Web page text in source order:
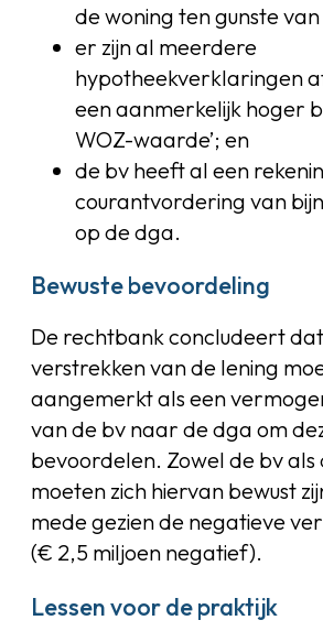
de woning ten gunste
er zijn al meerdere
hypotheekverklaringen
een aanmerkelijk hoger
WOZ-waarde’; en
de bv heeft al een
courantvordering van
op de dga.
Bewuste bevoordeling
De rechtbank concludeert
verstrekken van de lening
aangemerkt als een
van de bv naar de dga om
bevoordelen. Zowel de bv als
moeten zich hiervan bewust
mede gezien de negatieve
(€ 2,5 miljoen negatief).
Lessen voor de praktijk